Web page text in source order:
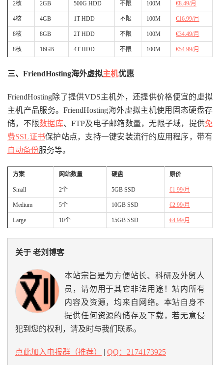
2核 2GB 500G HDD 不限 100M €8.49/月
4核 4GB 1T HDD 不限 100M €16.99/月
8核 8GB 2T HDD 不限 100M €34.49/月
8核 16GB 4T HDD 不限 100M €54.99/月
三、FriendHosting海外虚拟主机优惠
FriendHosting除了提供VDS主机外，还提供价格便宜的虚拟
主机产品服务。FriendHosting海外虚拟主机使用固态硬盘存
储，不限数据库、FTP及电子邮箱数量，无限子域，提供免
费SSL证书保护站点，支持一键安装流行的应用程序，带有
自动备份服务等。
方案 网站数量 硬盘 原价
Small 2个 5GB SSD €1.99/月
Medium 5个 10GB SSD €2.99/月
Large 10个 15GB SSD €4.99/月
关于 老刘博客
本站宗旨是为方便站长、科研及外贸人
员，请勿用于其它非法用途！站内所有
内容及资源，均来自网络。本站自身不
提供任何资源的储存及下载，若无意侵
犯到您的权利，请及时与我们联系。
点此加入电报群（推荐） | QQ：2174173925